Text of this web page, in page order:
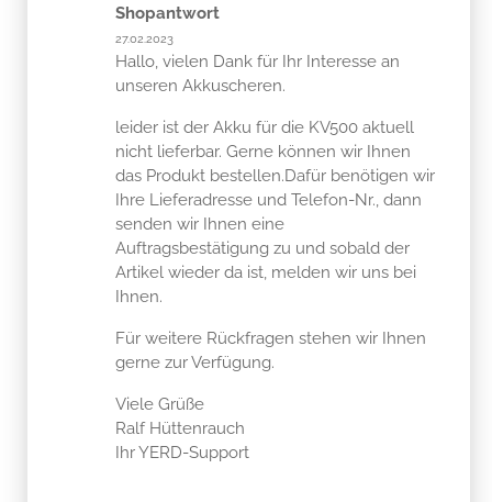
Shopantwort
27.02.2023
Hallo, vielen Dank für Ihr Interesse an
unseren Akkuscheren.
leider ist der Akku für die KV500 aktuell
nicht lieferbar. Gerne können wir Ihnen
das Produkt bestellen.Dafür benötigen wir
Ihre Lieferadresse und Telefon-Nr., dann
senden wir Ihnen eine
Auftragsbestätigung zu und sobald der
Artikel wieder da ist, melden wir uns bei
Ihnen.
Für weitere Rückfragen stehen wir Ihnen
gerne zur Verfügung.
Viele Grüße
Ralf Hüttenrauch
Ihr YERD-Support